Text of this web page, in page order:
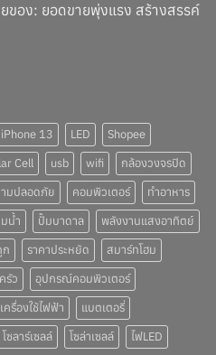
ของ: ยอดขายพุ่งแรง สร้างสรรค์
iPhone 13 LED
Shopee
Cell usb wifi
กล้องวงจรปิด
มปลอดภัย คอมพิวเตอร์
ทำอาหาร
น้ำ ปั๊มบาดาล
พลังงานแสงอาทิตย์
ก ราคาประหยัด
สมาร์ทโฮม
รัว
อุปกรณ์คอมพิวเตอร์
เครื่องใช้ไฟฟ้า
แบตเตอรี่
โซลาร์เซลล์ โซล่าเซลล์ ไฟLED